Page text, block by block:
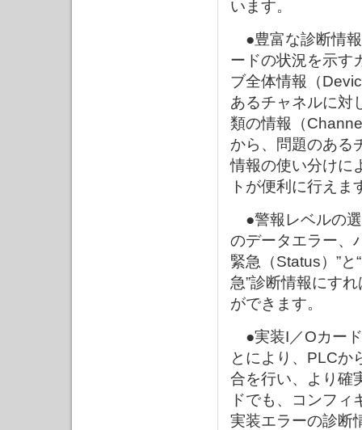
います。
●豊富な診断情
ードの状況を示す
ブ全体情報（
あるチャネルに対
類の情報（
から、問題のある
情報の使い分けに
トが便利に行えま
●警報レベルの
のデータエラー、
緊急（Status）”
急”診断情報にす
ができます。
●実装I／Oカー
とにより、PLCか
合を行い、より確
ドでも、コンフ
実装エラーの診断